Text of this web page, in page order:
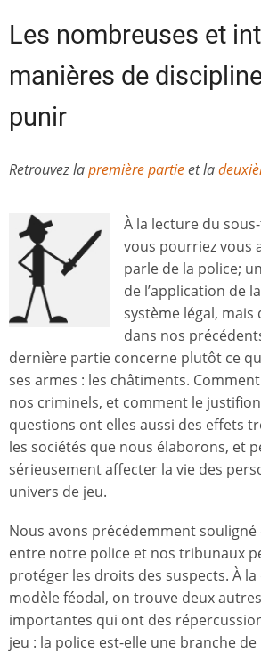
Les nombreuses et
manières de
punir
Retrouvez lapremière partieet la
À la lecture du
vous pourriez vous
parle de la police;
de l’application de
système légal,
dans nos
dernière partie concerne plutôt ce
ses armes : les châtiments.
nos criminels, et comment le
questions ont elles aussi des effets
les sociétés que nous élaborons, et
sérieusement affecter la vie des
univers de jeu.
Nous avons précédemment
entre notre police et nos tribunaux
protéger les droits des suspects. À
modèle féodal, on trouve deux
importantes qui ont des
jeu : la police est-elle une branche de